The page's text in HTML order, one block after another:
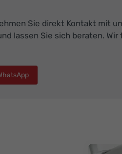
Sie direkt Kontakt mit
lassen Sie sich beraten.